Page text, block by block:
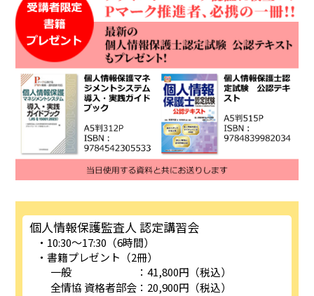
個人情報保護監査人 認定講習会
10:30～17:30（6時間）
書籍プレゼント（2冊）
一般
：41,800円（税込）
全情協 資格者部会 ：20,900円（税込）